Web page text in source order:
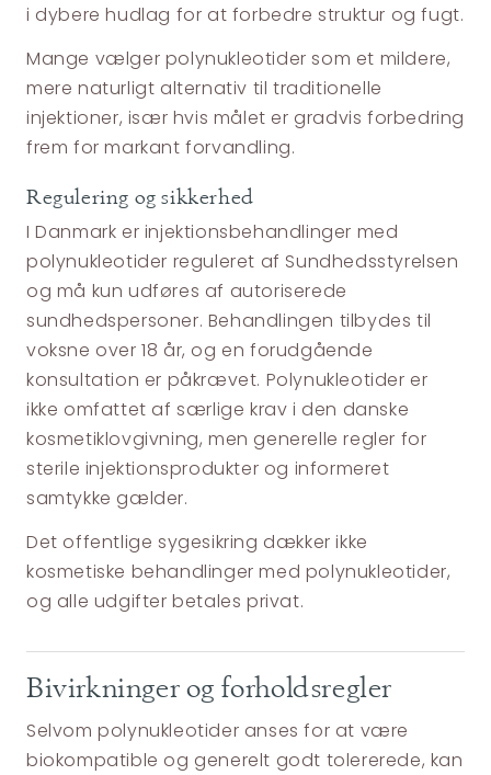
i dybere hudlag for at forbedre struktur og fugt.
Mange vælger polynukleotider som et mildere,
mere naturligt alternativ til traditionelle
injektioner, især hvis målet er gradvis forbedring
frem for markant forvandling.
Regulering og sikkerhed
I Danmark er injektionsbehandlinger med
polynukleotider reguleret af Sundhedsstyrelsen
og må kun udføres af autoriserede
sundhedspersoner. Behandlingen tilbydes til
voksne over 18 år, og en forudgående
konsultation er påkrævet. Polynukleotider er
ikke omfattet af særlige krav i den danske
kosmetiklovgivning, men generelle regler for
sterile injektionsprodukter og informeret
samtykke gælder.
Det offentlige sygesikring dækker ikke
kosmetiske behandlinger med polynukleotider,
og alle udgifter betales privat.
Bivirkninger og forholdsregler
Selvom polynukleotider anses for at være
biokompatible og generelt godt tolererede, kan